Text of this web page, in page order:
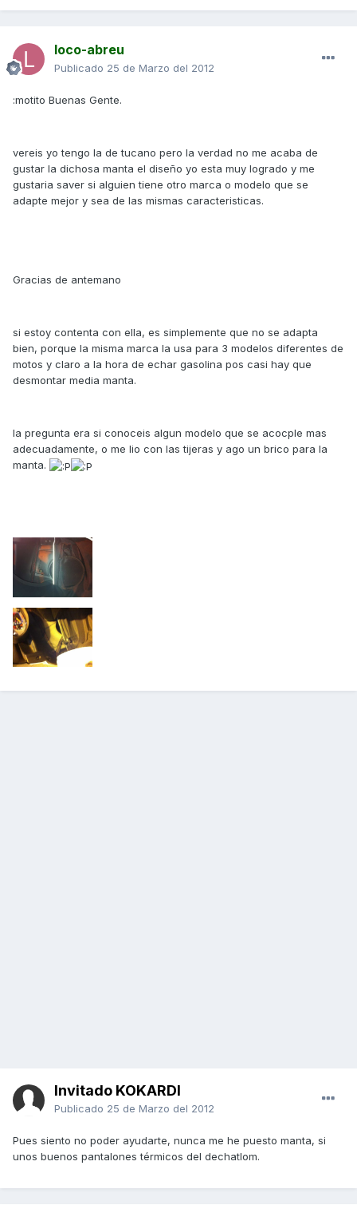
loco-abreu
Publicado 25 de Marzo del 2012
:motito Buenas Gente.
vereis yo tengo la de tucano pero la verdad no me acaba de
gustar la dichosa manta el diseño yo esta muy logrado y me
gustaria saver si alguien tiene otro marca o modelo que se
adapte mejor y sea de las mismas caracteristicas.
Gracias de antemano
si estoy contenta con ella, es simplemente que no se adapta
bien, porque la misma marca la usa para 3 modelos diferentes de
motos y claro a la hora de echar gasolina pos casi hay que
desmontar media manta.
la pregunta era si conoceis algun modelo que se acocple mas
adecuadamente, o me lio con las tijeras y ago un brico para la
manta.
Invitado KOKARDI
Publicado 25 de Marzo del 2012
Pues siento no poder ayudarte, nunca me he puesto manta, si
unos buenos pantalones térmicos del dechatlom.